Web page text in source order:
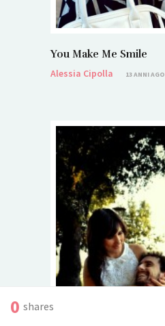
You Make Me Smile
Alessia Cipolla
13 ANNI AGO
0 shares